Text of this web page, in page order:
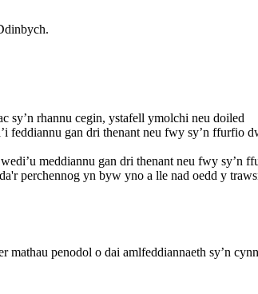
rhannu cegin, ystafell ymolchi neu doiled
gan dri thenant neu fwy sy’n ffurfio
meddiannu gan dri thenant neu fwy sy’n
perchennog yn byw yno a lle nad oedd y
penodol o dai amlfeddiannaeth sy’n